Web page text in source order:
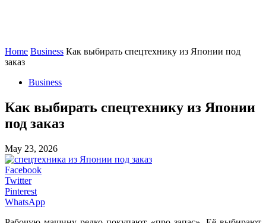
Home Business Как выбирать спецтехнику из Японии под
заказ
Business
Как выбирать спецтехнику из Японии
под заказ
May 23, 2026
Facebook
Twitter
Pinterest
WhatsApp